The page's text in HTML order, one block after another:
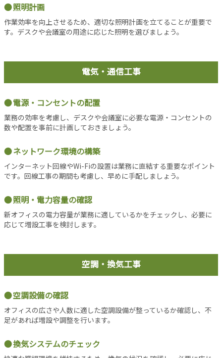
防
設
備
ム
各
投
稿
記
新
着
記
注
目
記
お
す
す
記
照明計画
作業効率を向上させるため、適切な照明計画を立てることが重要で
す。デスクや会議室の用途に応じた照明を選びましょう。
電気・通信工事
電源・コンセントの配置
業務の効率を考慮し、デスクや会議室に必要な電源・コンセントの
数や配置を事前に計画しておきましょう。
ネットワーク環境の構築
インターネット回線やWi-Fiの設置は業務に直結する重要なポイント
です。回線工事の期間も考慮し、早めに手配しましょう。
照明・電力容量の確認
新オフィスの電力容量が業務に適しているかをチェックし、必要に
応じて増設工事を検討します。
空調・換気工事
空調設備の確認
オフィスの広さや人数に適した空調設備が整っているか確認し、不
足があれば増設や調整を行います。
換気システムのチェック